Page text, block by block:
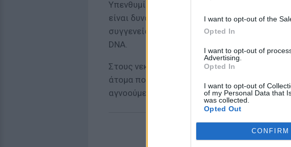
I want to opt-out of the
Opted In
I want to opt-out of
Advertising.
Opted In
I want to opt-out of
of my Personal Data that
was collected.
Opted Out
CONFIRM
Υπενθυμίζεται ότι σύμφωνα με την
είναι δυνατό να ταυτοποιηθούν, καθώς δεν
συγγενείς τους, ώστε να γίνει η διαδικασία
DNA.
Στους νεκρούς περιλαμβάνονται, κατά την
άτομα που υπέκυψαν στα νοσοκομεία όπου
αγνοούμενο παραμένει ακόμη ένα άτομο.